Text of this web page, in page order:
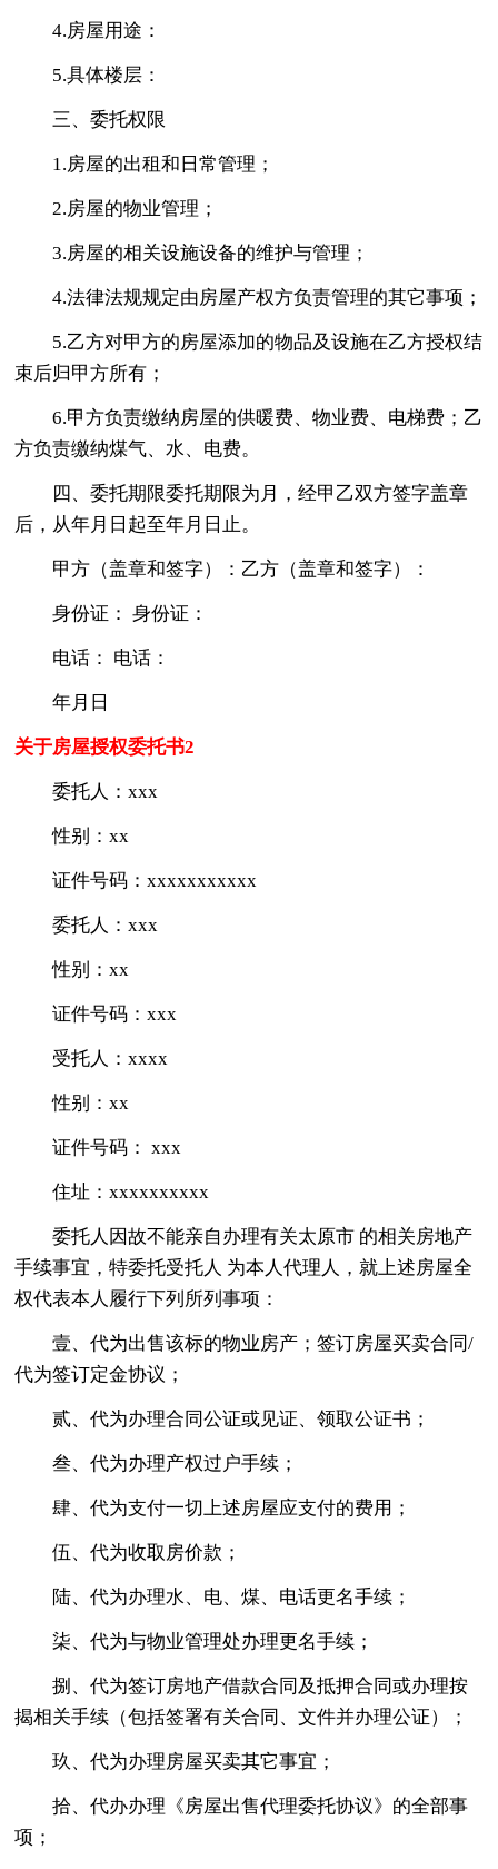
4.房屋用途：
5.具体楼层：
三、委托权限
1.房屋的出租和日常管理；
2.房屋的物业管理；
3.房屋的相关设施设备的维护与管理；
4.法律法规规定由房屋产权方负责管理的其它事项；
5.乙方对甲方的房屋添加的物品及设施在乙方授权结
束后归甲方所有；
6.甲方负责缴纳房屋的供暖费、物业费、电梯费；乙
方负责缴纳煤气、水、电费。
四、委托期限委托期限为月，经甲乙双方签字盖章
后，从年月日起至年月日止。
甲方（盖章和签字）：乙方（盖章和签字）：
身份证： 身份证：
电话： 电话：
年月日
关于房屋授权委托书2
委托人：xxx
性别：xx
证件号码：xxxxxxxxxxx
委托人：xxx
性别：xx
证件号码：xxx
受托人：xxxx
性别：xx
证件号码： xxx
住址：xxxxxxxxxx
委托人因故不能亲自办理有关太原市 的相关房地产
手续事宜，特委托受托人 为本人代理人，就上述房屋全
权代表本人履行下列所列事项：
壹、代为出售该标的物业房产；签订房屋买卖合同/
代为签订定金协议；
贰、代为办理合同公证或见证、领取公证书；
叁、代为办理产权过户手续；
肆、代为支付一切上述房屋应支付的费用；
伍、代为收取房价款；
陆、代为办理水、电、煤、电话更名手续；
柒、代为与物业管理处办理更名手续；
捌、代为签订房地产借款合同及抵押合同或办理按
揭相关手续（包括签署有关合同、文件并办理公证）；
玖、代为办理房屋买卖其它事宜；
拾、代办办理《房屋出售代理委托协议》的全部事
项；